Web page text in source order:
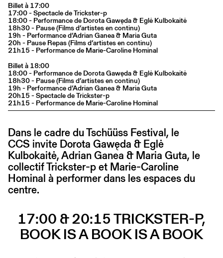
Billet à 17:00
17:00 - Spectacle de Trickster-p
18:00 - Performance de Dorota Gawęda & Eglė Kulbokaitė
18h30 - Pause (Films d’artistes en continu)
19h - Performance d’Adrian Ganea & Maria Guta
20h - Pause Repas (Films d’artistes en continu)
21h15 - Performance de Marie-Caroline Hominal
Billet à 18:00
18:00 - Performance de Dorota Gawęda & Eglė Kulbokaitė
18h30 - Pause (Films d’artistes en continu)
19h - Performance d’Adrian Ganea & Maria Guta
20h15 - Spectacle de Trickster-p
21h15 - Performance de Marie-Caroline Hominal
Dans le cadre du Tschüüss Festival, le
CCS invite Dorota Gawęda & Eglė
Kulbokaitė, Adrian Ganea & Maria Guta, le
collectif Trickster-p et Marie-Caroline
Hominal à performer dans les espaces du
centre.
17:00 & 20:15 TRICKSTER-P,
BOOK IS A BOOK IS A BOOK